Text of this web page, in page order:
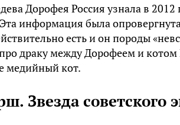
Дорофея Россия узнала в 2012
информация была
есть и он породы
драку между Дорофеем и
медийный кот.
Звезда советского